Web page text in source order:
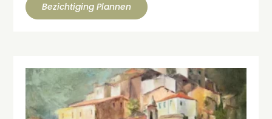
Bezichtiging Plannen